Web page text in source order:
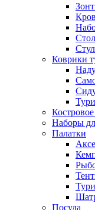
Коврики
Наборы
Палатки
Посуда